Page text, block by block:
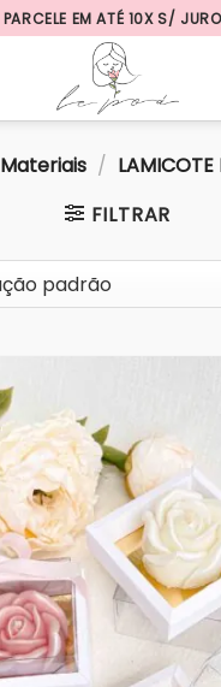
PARCELE EM ATÉ 10X S/
Materiais /
FILTRAR